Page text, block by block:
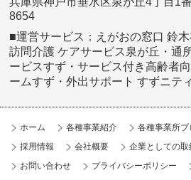
8654
■運営サービス：えがおの窓口 鈴
訪問介護 ケアサービス泉が丘・通
ービスすず・サービス付き高齢者
ームすず・外出サポート すずニティ
ホーム 各種事業紹介 各種事業所ブ
採用情報
会社概要 企業としての取
お問い合わせ
プライバシーポリシー